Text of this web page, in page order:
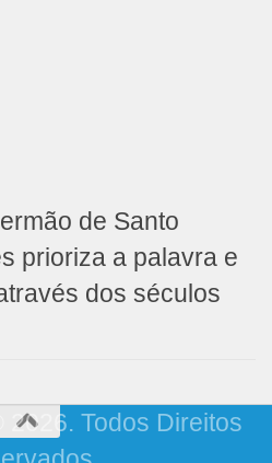
de Santo
prioriza a palavra e
dos séculos
2026. Todos Direitos